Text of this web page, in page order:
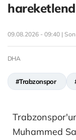
09.08.2026 - 09:40 |
DHA
#Trabzonspor
Muhammed